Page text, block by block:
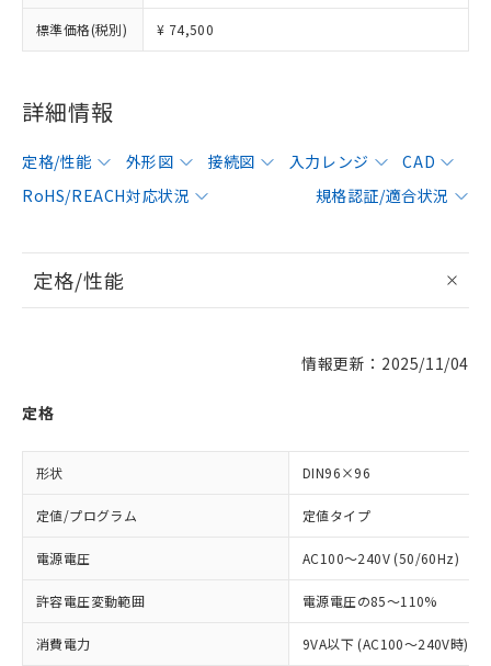
標準価格(税別) ¥ 74,500
詳細情報
定格/性能 外形図 接続図 入力レンジ
CAD
RoHS/REACH対応状況
規格認証/適合状況
定格/性能
情報更新：2025/11/04
定格
形状 DIN96×96
定値/プログラム 定値タイプ
電源電圧 AC100～240V (50/60Hz)
許容電圧変動範囲 電源電圧の85～110%
消費電力 9VA以下 (AC100～240V時)